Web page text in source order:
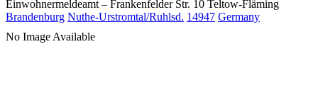
Einwohnermeldeamt – Frankenfelder Str. 10 Teltow-Fläming
Brandenburg Nuthe-Urstromtal/Ruhlsd. 14947 Germany
No Image Available